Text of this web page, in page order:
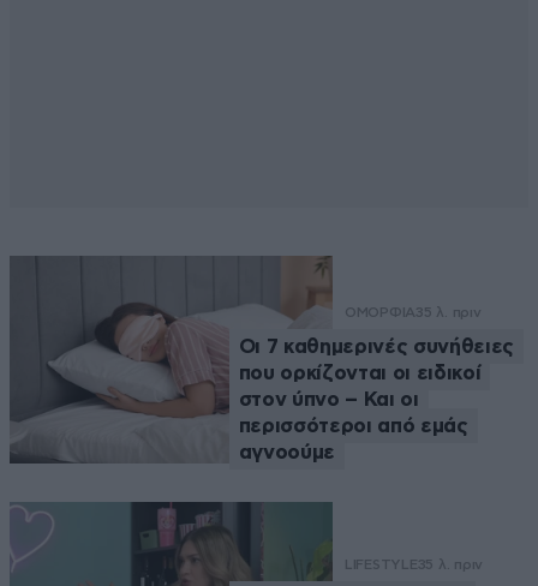
ΟΜΟΡΦΙΑ35 λ. πριν
Οι 7 καθημερινές συνήθειες
που ορκίζονται οι ειδικοί
στον ύπνο – Και οι
περισσότεροι από εμάς
αγνοούμε
LIFESTYLE35 λ. πριν